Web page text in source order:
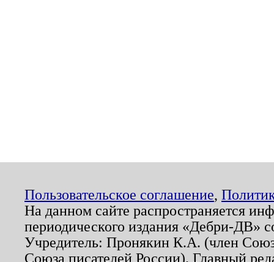
Пользовательское соглашение,
На данном сайте распространяется
периодического издания «Дебри-ДВ»
Учредитель: Пронякин К.А. (член
Союза писателей России). Главный